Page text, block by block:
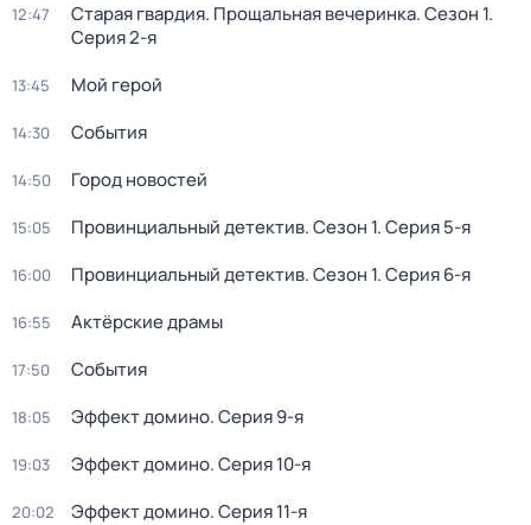
12:47 Старая гвардия. Прощальная вечеринка. Сезон 1.
Серия 2-я
13:45 Мой герой
14:30 События
14:50 Город новостей
15:05 Провинциальный детектив. Сезон 1. Серия 5-я
16:00 Провинциальный детектив. Сезон 1. Серия 6-я
16:55 Актёрские драмы
17:50 События
18:05 Эффект домино. Серия 9-я
19:03 Эффект домино. Серия 10-я
20:02 Эффект домино. Серия 11-я